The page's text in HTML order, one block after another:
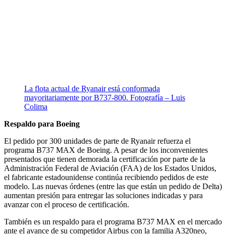
La flota actual de Ryanair está conformada
mayoritariamente por B737-800. Fotografía – Luis
Colima
Respaldo para Boeing
El pedido por 300 unidades de parte de Ryanair refuerza el
programa B737 MAX de Boeing. A pesar de los inconvenientes
presentados que tienen demorada la certificación por parte de la
Administración Federal de Aviación (FAA) de los Estados Unidos,
el fabricante estadounidense continúa recibiendo pedidos de este
modelo. Las nuevas órdenes (entre las que están un pedido de Delta)
aumentan presión para entregar las soluciones indicadas y para
avanzar con el proceso de certificación.
También es un respaldo para el programa B737 MAX en el mercado
ante el avance de su competidor Airbus con la familia A320neo,